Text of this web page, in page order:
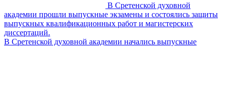
В Сретенской духовной
академии прошли выпускные экзамены и состоялись защиты
выпускных квалификационных работ и магистерских
диссертаций.
В Сретенской духовной академии начались выпускные